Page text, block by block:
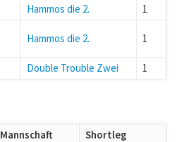
Hammos die 2. 1
Hammos die 2. 1
Double Trouble Zwei 1
Mannschaft Shortleg